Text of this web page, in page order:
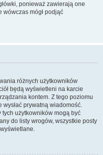
ponieważ zawierają one
wówczas mógł podjąć
różnych użytkowników
będą wyświetleni na karcie
kontem. Z tego poziomu
wysłać prywatną wiadomość.
użytkowników mogą być
do listy wrogów, wszystkie posty